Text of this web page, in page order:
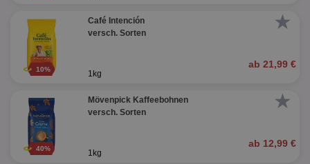
★
10%
Café Intención
versch. Sorten
ab 21,99 €
1kg
★
40%
Mövenpick Kaffeebohnen
versch. Sorten
ab 12,99 €
1kg